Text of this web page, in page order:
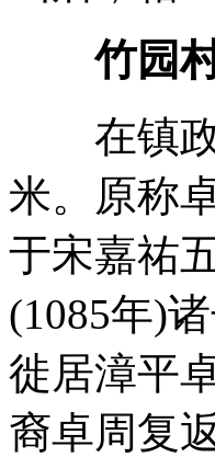
竹园
在镇政
米。原称
于宋嘉祐
(1085年)
徙居漳平
裔卓周复